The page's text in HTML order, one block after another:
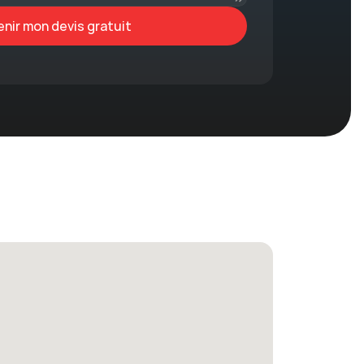
mon devis gratuit